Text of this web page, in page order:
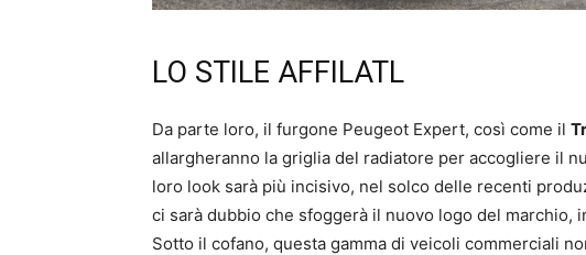
LO STILE AFFILATL
Da parte loro, il furgone Peugeot Expert, così come il
allargheranno la griglia del radiatore per accogliere il
loro look sarà più incisivo, nel solco delle recenti
ci sarà dubbio che sfoggerà il nuovo logo del marchio,
Sotto il cofano, questa gamma di veicoli commerciali